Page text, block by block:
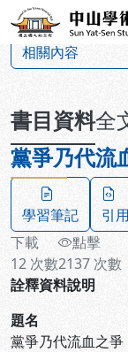
跳到主要內容
中山學
相關內容
書目資料全
黨爭乃代流
學習筆記 引
下載
12 次數
點擊
2137 次數
詮釋資料說明
題名
黨爭乃代流血之爭